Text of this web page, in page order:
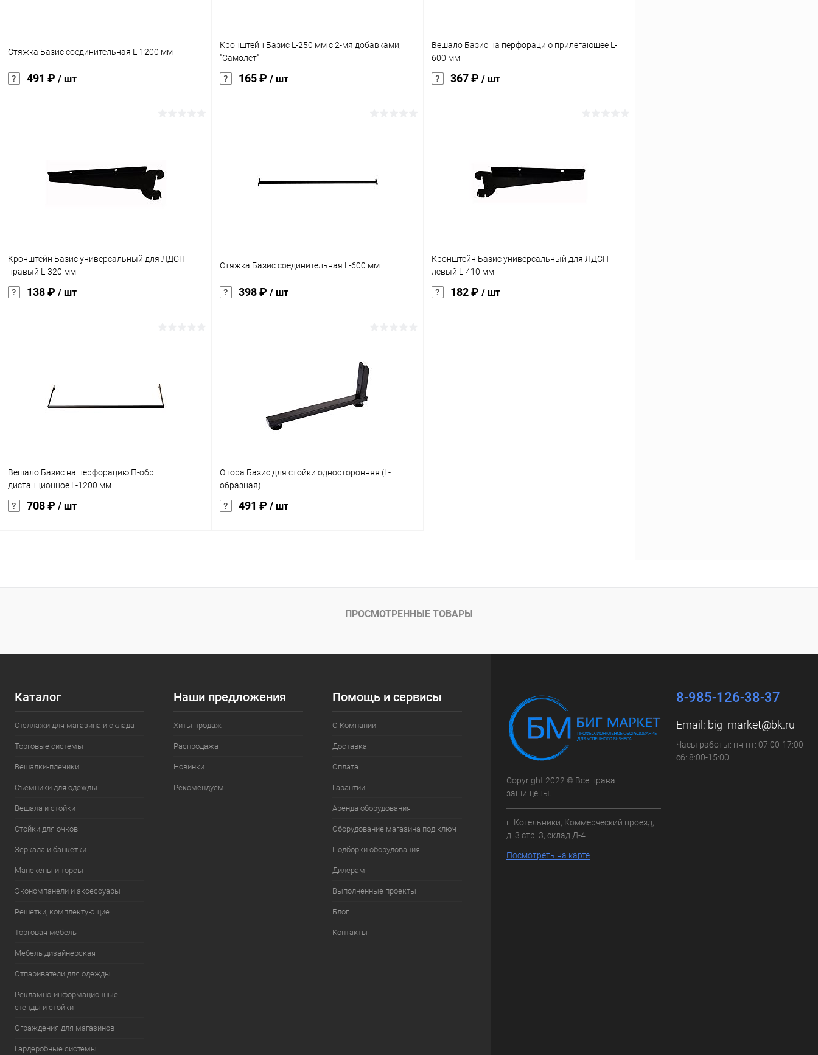
Стяжка Базис соединительная L-1200 мм
491 ₽ / шт
В избранное Под заказ
Кронштейн Базис L-250 мм с 2-мя добавками,
"Самолёт"
165 ₽ / шт
В избранное Под заказ
Вешало Базис на перфорацию прилегающее L-
600 мм
367 ₽ / шт
В избранное Под заказ
характеристика:
Кронштейн Базис универсальный для ЛДСП
правый L-320 мм
138 ₽ / шт
В избранное Под заказ
Стяжка Базис соединительная L-600 мм
398 ₽ / шт
Сравнение
Под заказ
характеристика:
Кронштейн Базис универсальный для ЛДСП
левый L-410 мм
182 ₽ / шт
Вешало Базис на перфорацию П-обр.
дистанционное L-1200 мм
708 ₽ / шт
Купить в 1 клик Сравнение
Опора Базис для стойки односторонняя (L-
образная)
491 ₽ / шт
Купить в 1 клик Сравнение
Под заказ
ПРОСМОТРЕННЫЕ ТОВАРЫ
Каталог
Стеллажи для магазина и склада
Торговые системы
Вешалки-плечики
Съемники для одежды
Вешала и стойки
Стойки для очков
Зеркала и банкетки
Манекены и торсы
Экономпанели и аксессуары
Решетки, комплектующие
Торговая мебель
Мебель дизайнерская
Отпариватели для одежды
Рекламно-информационные
стенды и стойки
Ограждения для магазинов
Гардеробные системы
Наши предложения
Хиты продаж
Распродажа
Новинки
Рекомендуем
Помощь и сервисы
О Компании
Доставка
Оплата
Гарантии
Аренда оборудования
Оборудование магазина под ключ
Подборки оборудования
Дилерам
Выполненные проекты
Блог
Контакты
Copyright 2022 © Все права
защищены.
г. Котельники, Коммерческий проезд,
д. 3 стр. 3, склад Д-4
Посмотреть на карте
8-985-126-38-37
Email: big_market@bk.ru
Часы работы: пн-пт: 07:00-17:00
сб: 8:00-15:00